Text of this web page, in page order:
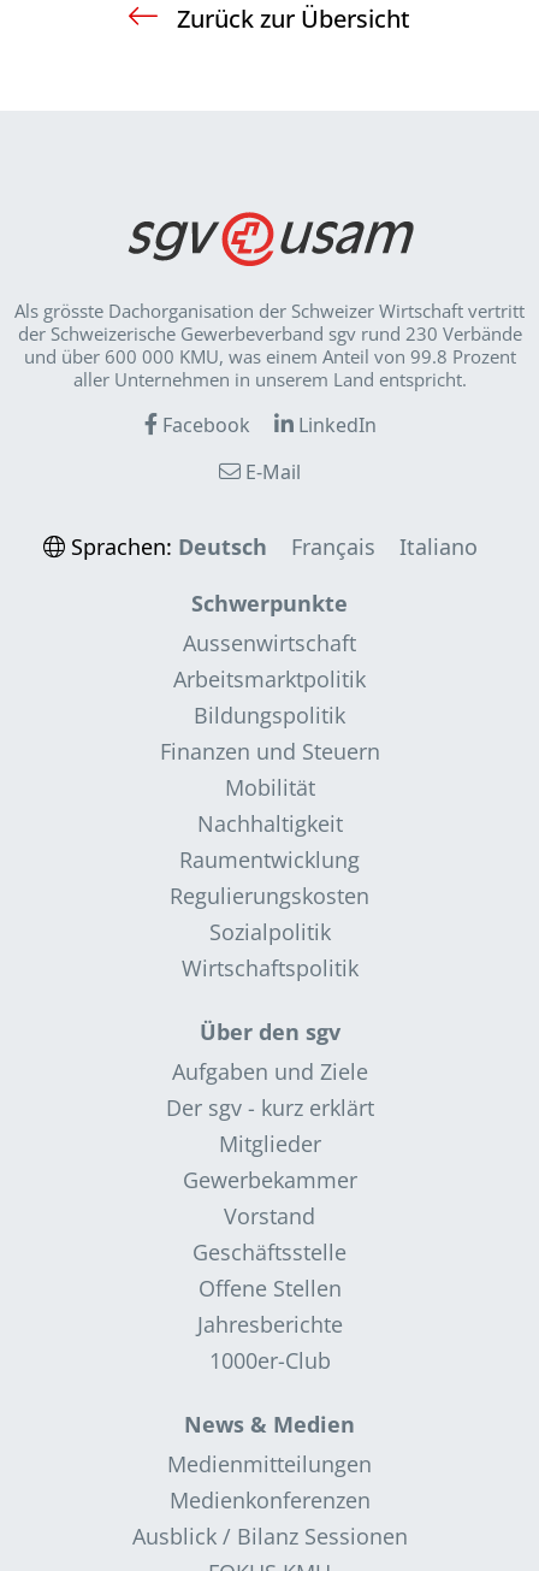
Zurück zur Übersicht
Als grösste Dachorganisation der Schweizer Wirt­schaft vertritt
der Schweizerische Gewerbeverband sgv rund 230 Verbände
und über 600 000 KMU, was einem Anteil von 99.8 Prozent
aller Unternehmen in unserem Land entspricht.
Facebook
LinkedIn
E-Mail
Sprachen: Deutsch Français
Italiano
Schwerpunkte
Aussenwirtschaft
Arbeitsmarktpolitik
Bildungspolitik
Finanzen und Steuern
Mobilität
Nachhaltigkeit
Raumentwicklung
Regulierungskosten
Sozialpolitik
Wirtschaftspolitik
Über den sgv
Aufgaben und Ziele
Der sgv - kurz erklärt
Mitglieder
Gewerbekammer
Vorstand
Geschäftsstelle
Offene Stellen
Jahresberichte
1000er-Club
News & Medien
Medienmitteilungen
Medienkonferenzen
Ausblick / Bilanz Sessionen